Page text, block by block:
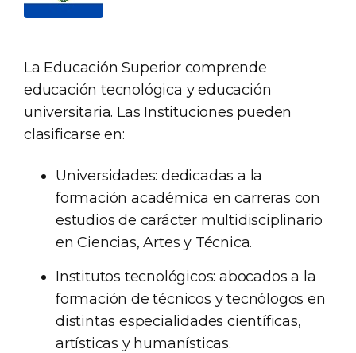
La Educación Superior comprende
educación tecnológica y educación
universitaria. Las Instituciones pueden
clasificarse en:
Universidades: dedicadas a la
formación académica en carreras con
estudios de carácter multidisciplinario
en Ciencias, Artes y Técnica.
Institutos tecnológicos: abocados a la
formación de técnicos y tecnólogos en
distintas especialidades científicas,
artísticas y humanísticas.